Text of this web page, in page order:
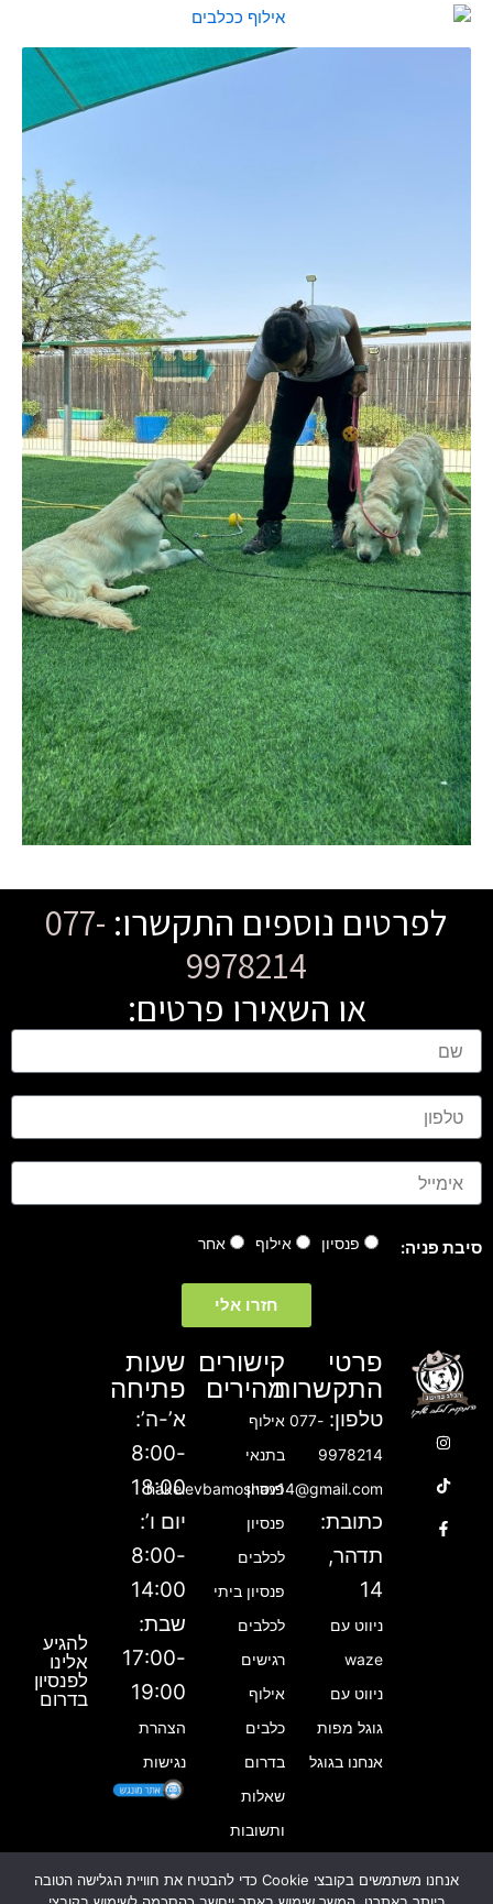
לפרטים נוספים התקשרו: 077-
9978214
או השאירו פרטים:
ש
ט
וא
י
סיבת פניה: פנסיון אילוף אחר
חזרו אלי
I
s
T
k
F
c
פרטי
התקשרות
טלפון: 077-
9978214
hakelevbamoshav14@gmail.com
כתובת:
תדהר,
14
ניווט עם
waze
ניווט עם
גוגל מפות
אנחנו בגוגל
קישורים
מהירים
אילוף
בתנאי
פנסיון
פנסיון
לכלבים
פנסיון ביתי
לכלבים
רגישים
אילוף
כלבים
בדרום
שאלות
ותשובות
שעות
פתיחה
א’-ה’:
8:00-
18:00
יום ו’:
8:00-
14:00
שבת:
17:00-
19:00
הצהרת
נגישות
להגיע
אלינו
לפנסיון
בדרום
אנחנו משתמשים בקובצי Cookie כדי להבטיח את חוויית הגלישה הטובה